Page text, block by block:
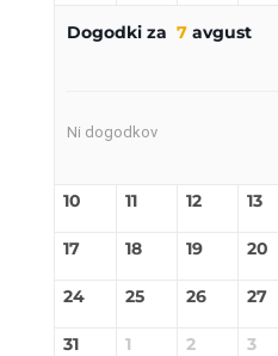
Dogodki za 7avgust
Ni dogodkov
10 11 12 13
17 18 19 20
24 25 26 27
31 1 2 3